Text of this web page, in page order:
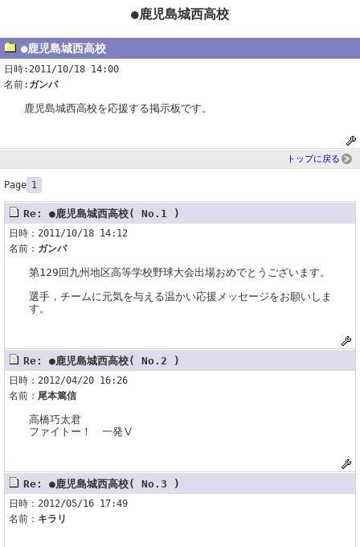
●鹿児島城西高校
●鹿児島城西高校
日時:2011/10/18 14:00
名前: ガンバ
鹿児島城西高校を応援する掲示板です。
トップに戻る
Page 1
Re: ●鹿児島城西高校( No.1 )
日時：2011/10/18 14:12
名前： ガンバ
第129回九州地区高等学校野球大会出場おめでとうございます。
選手，チームに元気を与える温かい応援メッセージをお願いしま
す。
Re: ●鹿児島城西高校( No.2 )
日時：2012/04/20 16:26
名前： 尾本篤信
高橋巧太君
ファイトー！ 一発Ⅴ
Re: ●鹿児島城西高校( No.3 )
日時：2012/05/16 17:49
名前： キラリ